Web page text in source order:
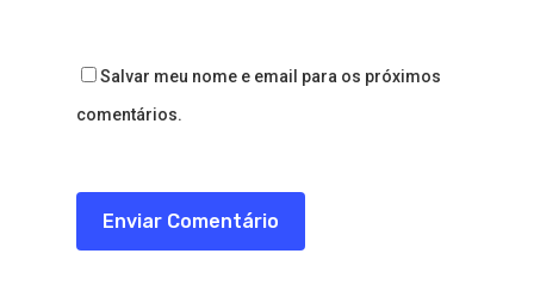
Salvar meu nome e email para os próximos
comentários.